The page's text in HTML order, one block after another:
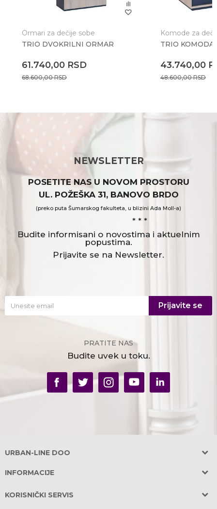
Ormari za dečije sobe
TRIO DVOKRILNI ORMAR
61.740,00 RSD
68.600,00RSD
Komode za
TRIO KOMODA
43.740,00
48.600,00RSD
NEWSLETTER
POSETITE NAS U NOVOM PROSTORU
UL. POŽEŠKA 31, BANOVO BRDO
(preko puta Šumarskog fakulteta, u blizini Ada Moll-a)
* * *
Budite informisani o novostima i aktuelnim
popustima.
Prijavite se na Newsletter.
Prijavite se
PRATITE NAS
Budite uvek u toku.
URBAN-LINE DOO
11030 Beograd, Srbija
INFORMACIJE
KORISNIČKI SERVIS